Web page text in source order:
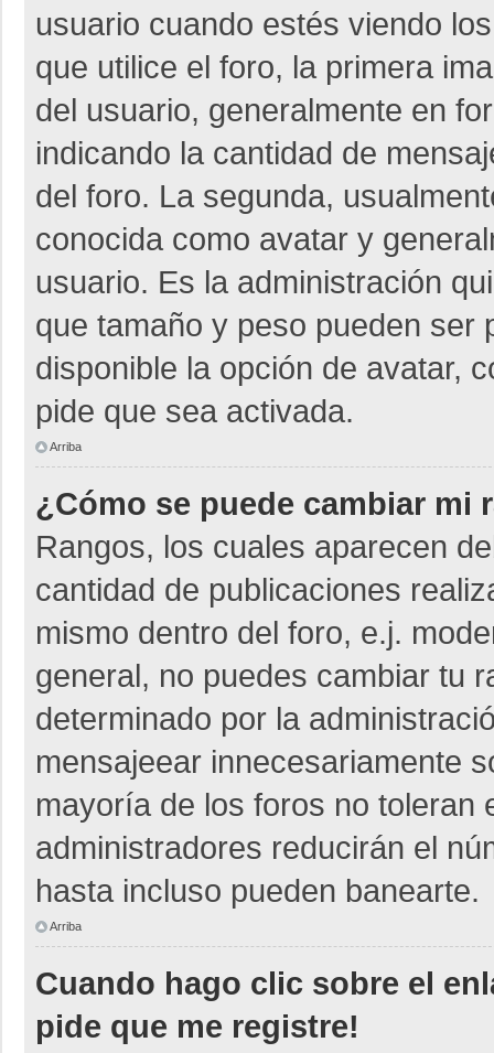
usuario cuando estés viendo
que utilice el foro, la primera
del usuario, generalmente en
indicando la cantidad de
del foro. La segunda,
conocida como avatar y
usuario. Es la administración
que tamaño y peso pueden ser
disponible la opción de avatar,
pide que sea activada.
Arriba
¿Cómo se puede cambiar mi
Rangos, los cuales aparecen
cantidad de publicaciones
mismo dentro del foro, e.j.
general, no puedes cambiar tu
determinado por la
mensajeear innecesariamente
mayoría de los foros no toleran
administradores reducirán el
hasta incluso pueden banearte.
Arriba
Cuando hago clic sobre el
pide que me registre!